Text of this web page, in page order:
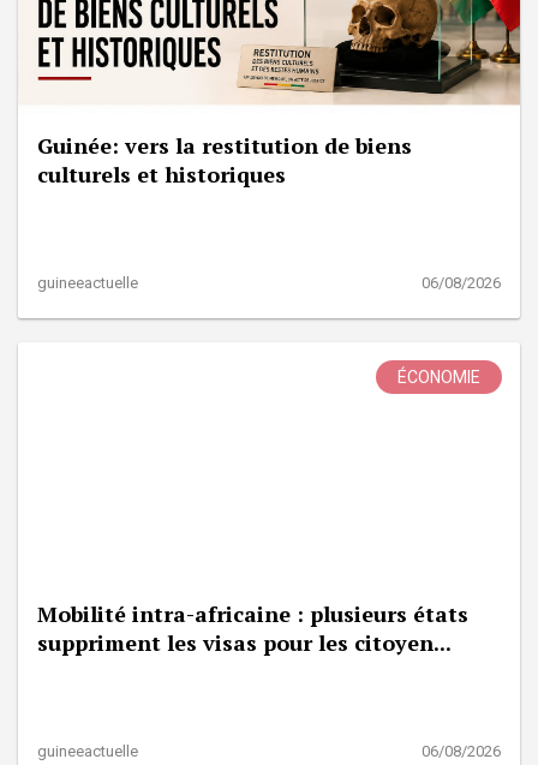
Guinée: vers la restitution de biens
culturels et historiques
guineeactuelle 06/08/2026
ÉCONOMIE
Mobilité intra-africaine : plusieurs états
suppriment les visas pour les citoyen...
guineeactuelle 06/08/2026